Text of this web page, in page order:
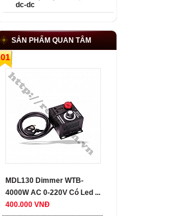
dc-dc
SẢN PHẨM QUAN TÂM
01
MDL130 Dimmer WTB-
4000W AC 0-220V Có Led ...
400.000 VNĐ